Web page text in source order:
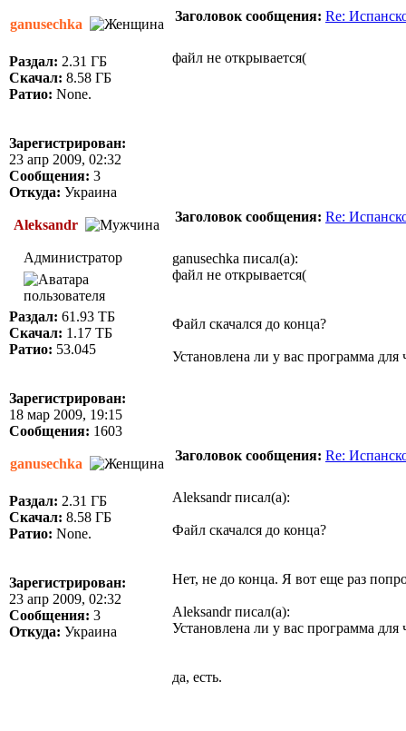
ganusechka
Заголовок сообщения: Re:
Раздал: 2.31 ГБ
Скачал: 8.58 ГБ
Ратио: None.
Зарегистрирован:
23 апр 2009, 02:32
Сообщения: 3
Откуда: Украина
файл не открывается(
Aleksandr
Заголовок сообщения: Re:
Администратор
Раздал: 61.93 ТБ
Скачал: 1.17 ТБ
Ратио: 53.045
Зарегистрирован:
18 мар 2009, 19:15
Сообщения: 1603
ganusechka писал(а):
файл не открывается(
Файл скачался до конца?
Установлена ли у вас программа для
ganusechka
Заголовок сообщения: Re:
Раздал: 2.31 ГБ
Скачал: 8.58 ГБ
Ратио: None.
Зарегистрирован:
23 апр 2009, 02:32
Сообщения: 3
Откуда: Украина
Aleksandr писал(а):
Файл скачался до конца?
Нет, не до конца. Я вот еще раз
Aleksandr писал(а):
Установлена ли у вас программа для
да, есть.